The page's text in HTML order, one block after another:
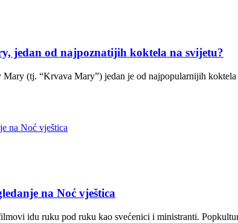
jedan od najpoznatijih koktela na svijetu?
(tj. “Krvava Mary”) jedan je od najpopularnijih
na Noć vještica
idu ruku pod ruku kao svećenici i ministranti.